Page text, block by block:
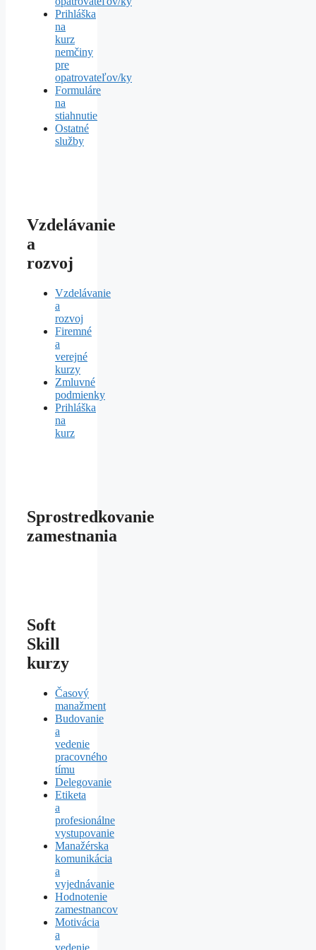
Prihláška
na
kurz
nemčiny
pre
opatrovateľov/ky
Formuláre
na
stiahnutie
Ostatné
služby
Vzdelávanie
a
rozvoj
Vzdelávanie
a
rozvoj
Firemné
a
verejné
kurzy
Zmluvné
podmienky
Prihláška
na
kurz
Sprostredkovanie
zamestnania
Soft
Skill
kurzy
Časový
manažment
Budovanie
a
vedenie
pracovného
tímu
Delegovanie
Etiketa
a
profesionálne
vystupovanie
Manažérska
komunikácia
a
vyjednávanie
Hodnotenie
zamestnancov
Motivácia
a